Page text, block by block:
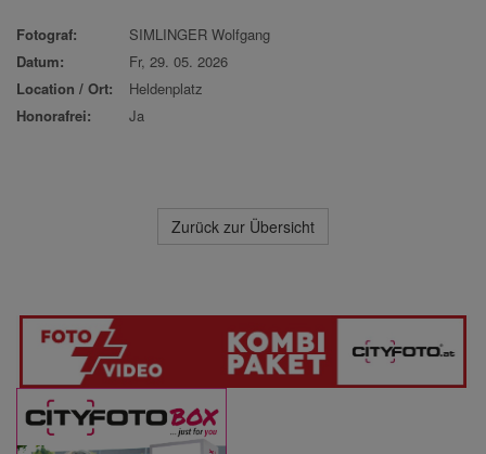
Fotograf:
SIMLINGER Wolfgang
Datum:
Fr, 29. 05. 2026
Location / Ort:
Heldenplatz
Honorafrei:
Ja
Zurück zur Übersicht